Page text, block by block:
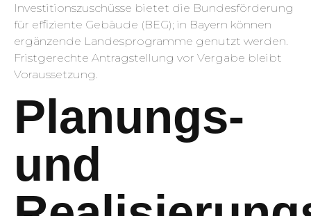
Investitionszuschüsse bietet die Bundesförderung
für effiziente Gebäude (BEG); in Bayern können
ergänzende Landesprogramme genutzt werden.
Fristgerechte Antragstellung vor Vergabe bleibt
Voraussetzung.
Planungs-
und